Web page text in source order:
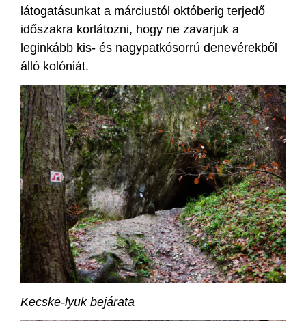
látogatásunkat a márciustól októberig terjedő
időszakra korlátozni, hogy ne zavarjuk a
leginkább kis- és nagypatkósorrú denevérekből
álló kolóniát.
Kecske-lyuk bejárata